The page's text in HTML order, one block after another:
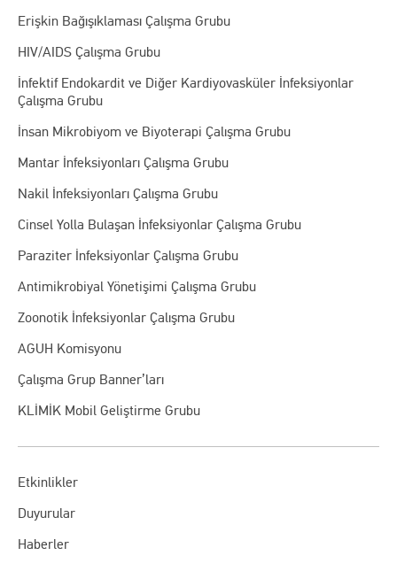
Erişkin Bağışıklaması Çalışma Grubu
HIV/AIDS Çalışma Grubu
İnfektif Endokardit ve Diğer Kardiyovasküler İnfeksiyonlar
Çalışma Grubu
İnsan Mikrobiyom ve Biyoterapi Çalışma Grubu
Mantar İnfeksiyonları Çalışma Grubu
Nakil İnfeksiyonları Çalışma Grubu
Cinsel Yolla Bulaşan İnfeksiyonlar Çalışma Grubu
Paraziter İnfeksiyonlar Çalışma Grubu
Antimikrobiyal Yönetişimi Çalışma Grubu
Zoonotik İnfeksiyonlar Çalışma Grubu
AGUH Komisyonu
Çalışma Grup Banner’ları
KLİMİK Mobil Geliştirme Grubu
Etkinlikler
Duyurular
Haberler